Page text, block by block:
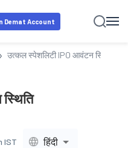
Demat Account
› उत्कल स्पेशलिटी IPO आवंटन स्थिति
IST हिंदी